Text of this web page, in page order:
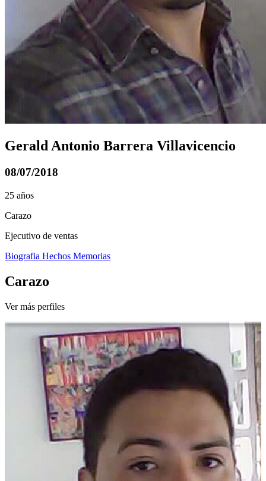
Gerald Antonio Barrera Villavicencio
08/07/2018
25 años
Carazo
Ejecutivo de ventas
Biografia Hechos Memorias
Carazo
Ver más perfiles